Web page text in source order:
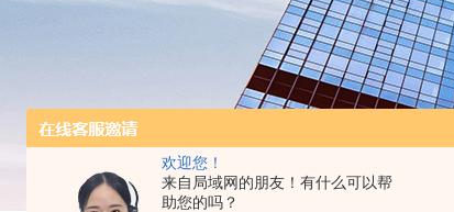
欢迎您！
来自局域网的朋友！有什么可以帮
助您的吗？